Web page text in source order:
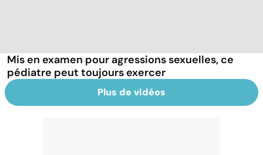
Mis en examen pour agressions sexuelles, ce
pédiatre peut toujours exercer
Plus de vidéos